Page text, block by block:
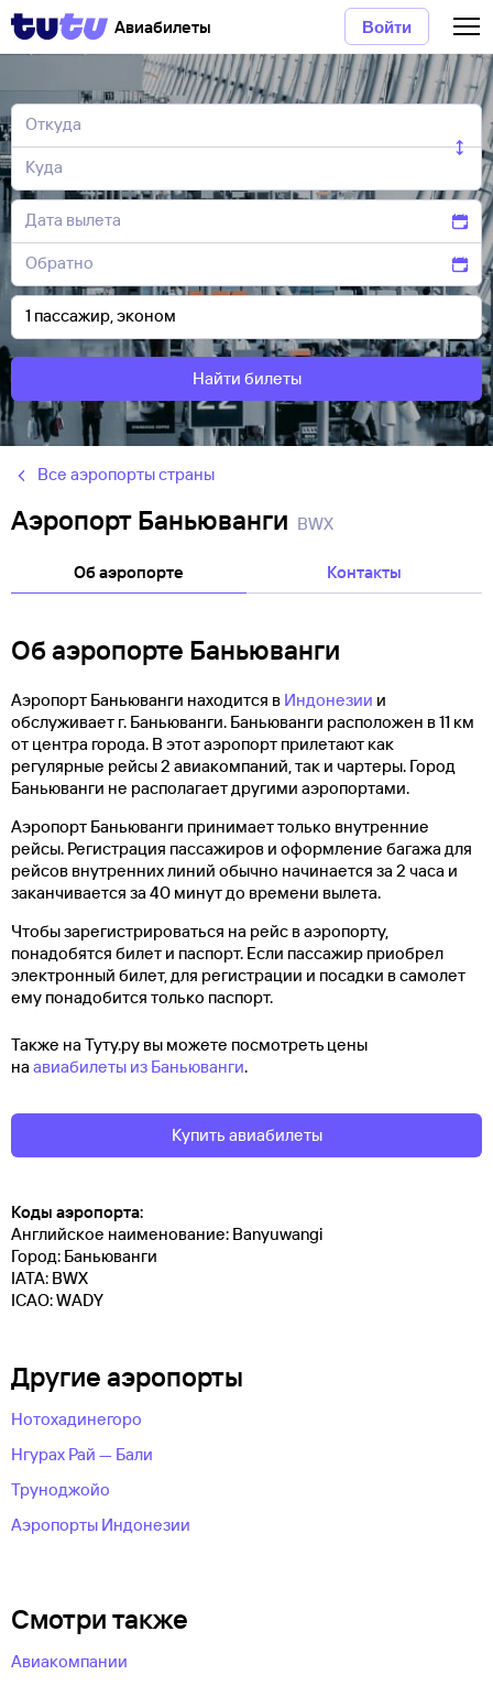
Авиабилеты Войти
Найти билеты
Все аэропорты страны
Аэропорт Баньюванги BWX
Об аэропорте Контакты
Об аэропорте Баньюванги
Аэропорт Баньюванги находится в Индонезии и
обслуживает г. Баньюванги. Баньюванги расположен в 11 км
от центра города. В этот аэропорт прилетают как
регулярные рейсы 2 авиакомпаний, так и чартеры. Город
Баньюванги не располагает другими аэропортами.
Аэропорт Баньюванги принимает только внутренние
рейсы. Регистрация пассажиров и оформление багажа для
рейсов внутренних линий обычно начинается за 2 часа и
заканчивается за 40 минут до времени вылета.
Чтобы зарегистрироваться на рейс в аэропорту,
понадобятся билет и паспорт. Если пассажир приобрел
электронный билет, для регистрации и посадки в самолет
ему понадобится только паспорт.
Также на Туту.ру вы можете посмотреть цены
на авиабилеты из Баньюванги.
Купить авиабилеты
Коды аэропорта:
Английское наименование: Banyuwangi
Город: Баньюванги
IATA: BWX
ICAO: WADY
Другие аэропорты
Нотохадинегоро
Нгурах Рай — Бали
Труноджойо
Аэропорты Индонезии
Смотри также
Авиакомпании